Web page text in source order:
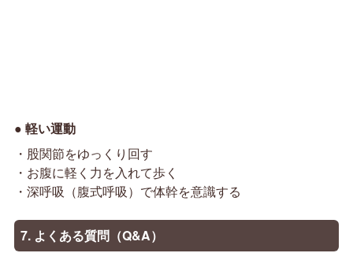
● 軽い運動
・股関節をゆっくり回す
・お腹に軽く力を入れて歩く
・深呼吸（腹式呼吸）で体幹を意識する
7. よくある質問（Q&A）